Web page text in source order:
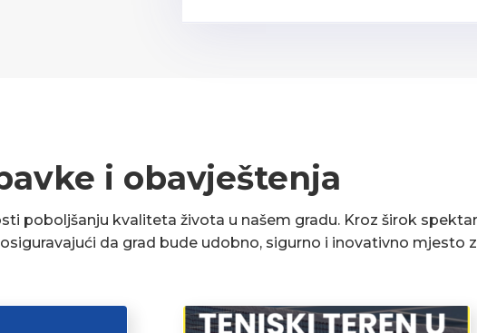
i obavještenja
poboljšanju kvaliteta života u našem gradu. Kroz širok
da grad bude udobno, sigurno i inovativno mjesto